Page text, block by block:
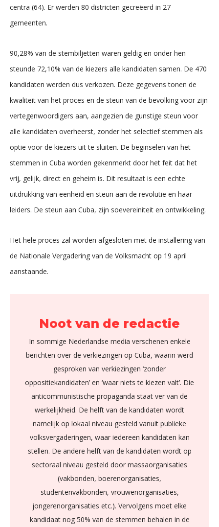
centra (64). Er werden 80 districten gecreëerd in 27
gemeenten.
90,28% van de stembiljetten waren geldig en onder hen
steunde 72,10% van de kiezers alle kandidaten samen. De 470
kandidaten werden dus verkozen. Deze gegevens tonen de
kwaliteit van het proces en de steun van de bevolking voor zijn
vertegenwoordigers aan, aangezien de gunstige steun voor
alle kandidaten overheerst, zonder het selectief stemmen als
optie voor de kiezers uit te sluiten. De beginselen van het
stemmen in Cuba worden gekenmerkt door het feit dat het
vrij, gelijk, direct en geheim is. Dit resultaat is een echte
uitdrukking van eenheid en steun aan de revolutie en haar
leiders. De steun aan Cuba, zijn soevereiniteit en ontwikkeling.
Het hele proces zal worden afgesloten met de installering van
de Nationale Vergadering van de Volksmacht op 19 april
aanstaande.
Noot van de redactie
In sommige Nederlandse media verschenen enkele
berichten over de verkiezingen op Cuba, waarin werd
gesproken van verkiezingen ‘zonder
oppositiekandidaten’ en ‘waar niets te kiezen valt’. Die
anticommunistische propaganda staat ver van de
werkelijkheid. De helft van de kandidaten wordt
namelijk op lokaal niveau gesteld vanuit publieke
volksvergaderingen, waar iedereen kandidaten kan
stellen. De andere helft van de kandidaten wordt op
sectoraal niveau gesteld door massaorganisaties
(vakbonden, boerenorganisaties,
studentenvakbonden, vrouwenorganisaties,
jongerenorganisaties etc.). Vervolgens moet elke
kandidaat nog 50% van de stemmen behalen in de